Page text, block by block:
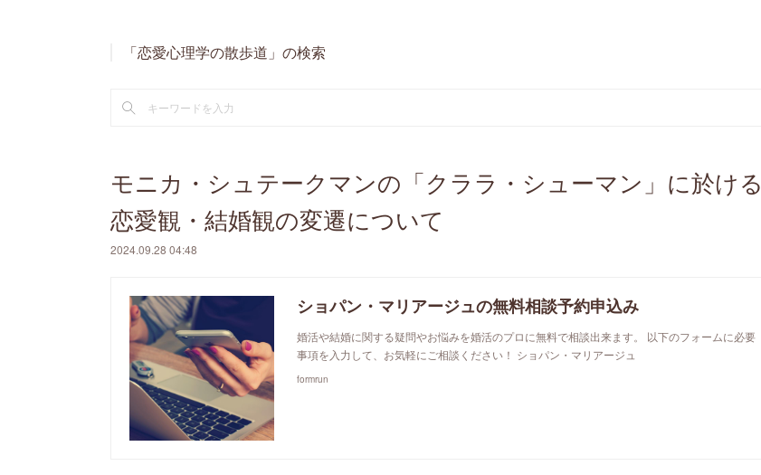
「恋愛心理学の散歩道」の検索
モニカ・シュテークマンの「クララ・シューマン」に於ける
恋愛観・結婚観の変遷について
2024.09.28 04:48
ショパン・マリアージュの無料相談予約申込み
婚活や結婚に関する疑問やお悩みを婚活のプロに無料で相談出来ます。 以下のフォームに必要
事項を入力して、お気軽にご相談ください！ ショパン・マリアージュ
formrun